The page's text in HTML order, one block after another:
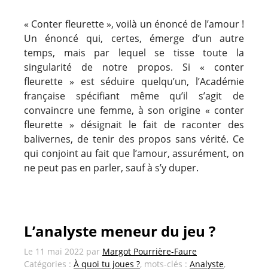
« Conter fleurette », voilà un énoncé de l’amour !
Un énoncé qui, certes, émerge d’un autre
temps, mais par lequel se tisse toute la
singularité de notre propos. Si « conter
fleurette » est séduire quelqu’un, l’Académie
française spécifiant même qu’il s’agit de
convaincre une femme, à son origine « conter
fleurette » désignait le fait de raconter des
balivernes, de tenir des propos sans vérité. Ce
qui conjoint au fait que l’amour, assurément, on
ne peut pas en parler, sauf à s’y duper.
L’analyste meneur du jeu ?
Le 11 mai 2022 par Margot Pourrière-Faure
Catégories : À quoi tu joues ?, mots-clés : Analyste,